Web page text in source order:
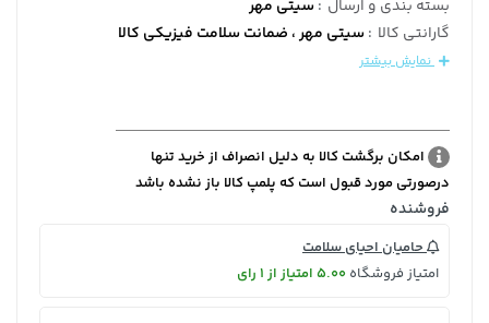
بسته بندی و ارسال :سیتی مهر
گارانتی کالا :سیتی مهر ، ضمانت سلامت فیزیکی کالا
نمایش بیشتر
امکان برگشت کالا به دلیل انصراف از خرید تنها
درصورتی مورد قبول است که پلمپ کالا باز نشده باشد
فروشنده
حامیان احیای سلامت
امتیاز فروشگاه 5.00 امتیاز از 1 رای